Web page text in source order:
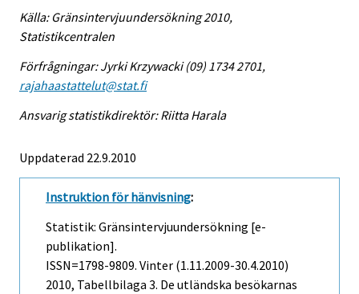
Källa: Gränsintervjuundersökning 2010,
Statistikcentralen
Förfrågningar: Jyrki Krzywacki (09) 1734 2701,
rajahaastattelut@stat.fi
Ansvarig statistikdirektör: Riitta Harala
Uppdaterad 22.9.2010
Instruktion för hänvisning:
Statistik: Gränsintervjuundersökning [e-
publikation].
ISSN=1798-9809. Vinter (1.11.2009-30.4.2010)
2010, Tabellbilaga 3. De utländska besökarnas